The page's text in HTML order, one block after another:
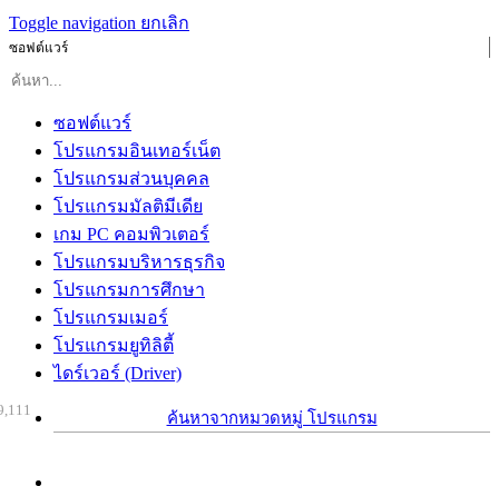
Toggle navigation ยกเลิก
ซอฟต์แวร์
ซอฟต์แวร์
โปรแกรมอินเทอร์เน็ต
โปรแกรมส่วนบุคคล
โปรแกรมมัลติมีเดีย
เกม PC คอมพิวเตอร์
โปรแกรมบริหารธุรกิจ
โปรแกรมการศึกษา
โปรแกรมเมอร์
โปรแกรมยูทิลิตี้
ไดร์เวอร์ (Driver)
ค้นหาจากหมวดหมู่ โปรแกรม